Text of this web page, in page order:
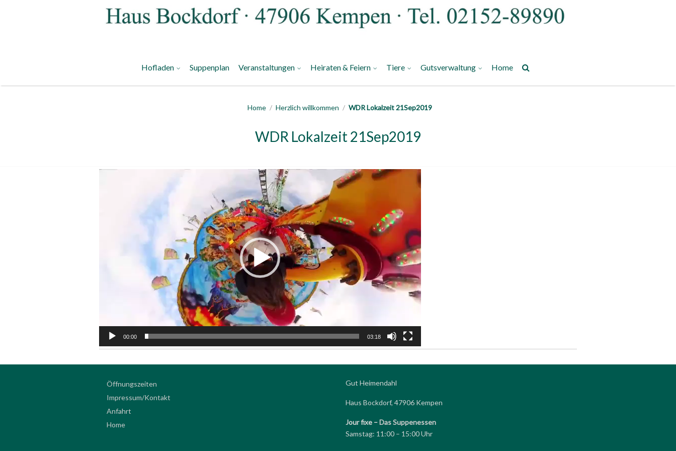
Hofladen Suppenplan Veranstaltungen Heiraten & Feiern Tiere Gutsverwaltung Home
Home / Herzlich willkommen / WDR Lokalzeit 21Sep2019
WDR Lokalzeit 21Sep2019
00:00 03:18
Öffnungszeiten
Impressum/Kontakt
Anfahrt
Home
Gut Heimendahl
Haus Bockdorf, 47906 Kempen
Jour fixe –Das Suppenessen
Samstag: 11:00 – 15:00 Uhr